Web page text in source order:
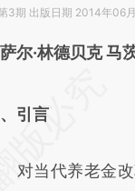
3期 出版日期 2014年06
尔·林德贝克 马
基于
引言
当代养老金改